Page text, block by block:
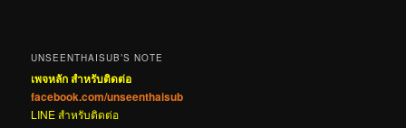
UNSEENTHAISUB’S NOTE
เพจหลัก สำหรับติดต่อ
facebook.com/unseenthaisub
LINE สำหรับติดต่อ